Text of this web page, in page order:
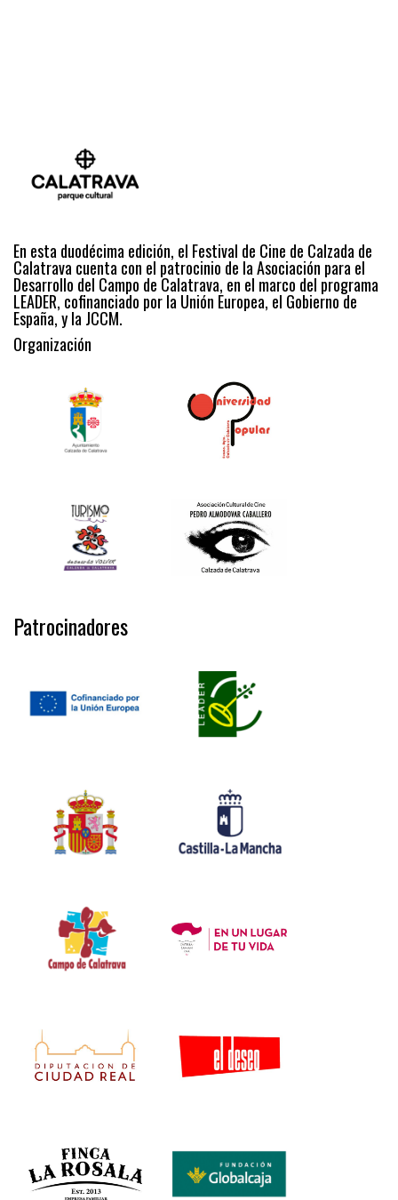
En esta duodécima edición, el Festival de Cine de Calzada de
Calatrava cuenta con el patrocinio de la Asociación para el
Desarrollo del Campo de Calatrava, en el marco del programa
LEADER, cofinanciado por la Unión Europea, el Gobierno de
España, y la JCCM.
Organización
Patrocinadores